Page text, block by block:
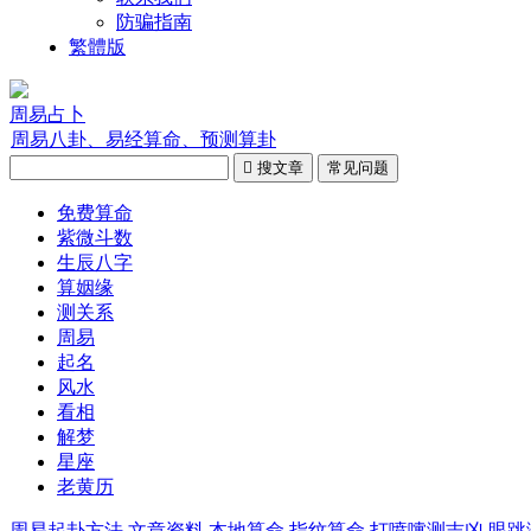
防骗指南
繁體版
周易占卜
周易八卦、易经算命、预测算卦
 搜文章 常见问题
免费算命
紫微斗数
生辰八字
算姻缘
测关系
周易
起名
风水
看相
解梦
星座
老黄历